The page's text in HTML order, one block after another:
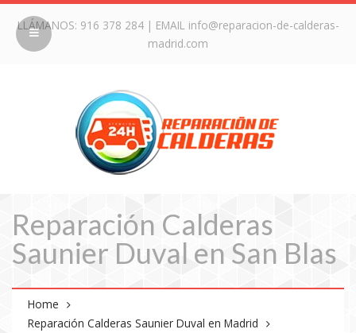
LLÁMANOS: 916 378 284| EMAIL info@reparacion-de-calderas-
madrid.com
Reparación Calderas
Saunier Duval en San Blas
Home
Reparación Calderas Saunier Duval en Madrid